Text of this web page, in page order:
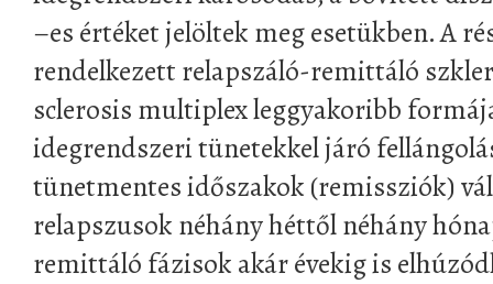
–es értéket jelöltek meg esetükben. A
rendelkezett relapszáló-remittáló
sclerosis multiplex leggyakoribb
idegrendszeri tünetekkel járó
tünetmentes időszakok (remissziók)
relapszusok néhány héttől néhány
remittáló fázisok akár évekig is